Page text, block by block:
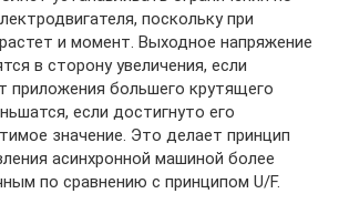
поскольку при
и момент. Выходное напряжение
в сторону увеличения, если
приложения большего крутящего
если достигнуто его
значение. Это делает принцип
асинхронной машиной более
по сравнению с принципом U/F.